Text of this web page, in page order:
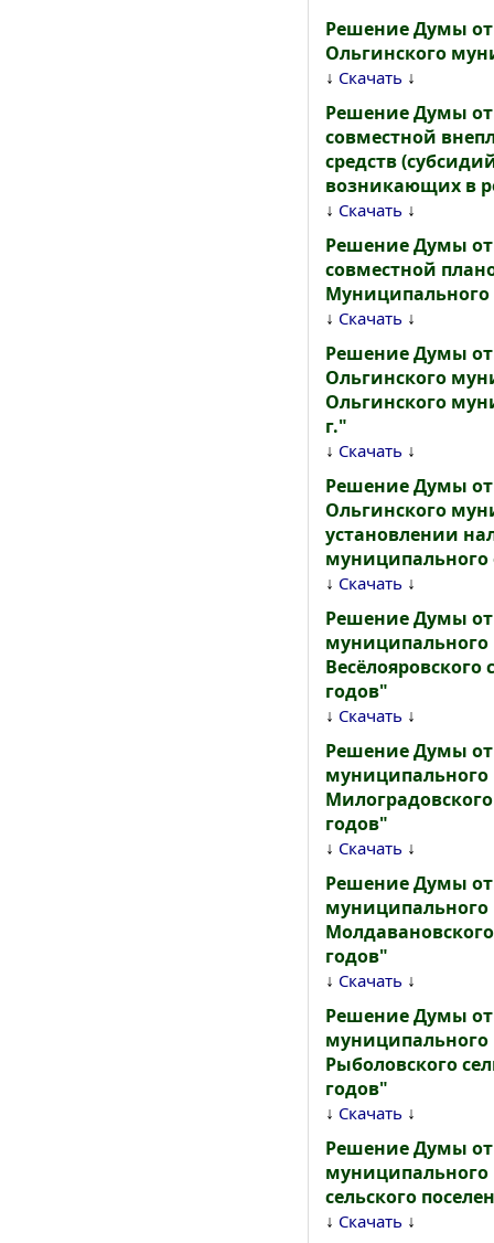
Решение Думы от
Ольгинского
↓ Скачать ↓
Решение Думы от
совместной
средств
возникающих в
↓ Скачать ↓
Решение Думы от
совместной
Муниципального
↓ Скачать ↓
Решение Думы
Ольгинского
Ольгинского
г."
↓ Скачать ↓
Решение Думы
Ольгинского
установлении
муниципального
↓ Скачать ↓
Решение Думы
муниципального
Весёлояровского
годов"
↓ Скачать ↓
Решение Думы
муниципального
годов"
↓ Скачать ↓
Решение Думы
муниципального
годов"
↓ Скачать ↓
Решение Думы
муниципального
Рыболовского
годов"
↓ Скачать ↓
Решение Думы
муниципального
сельского
↓ Скачать ↓